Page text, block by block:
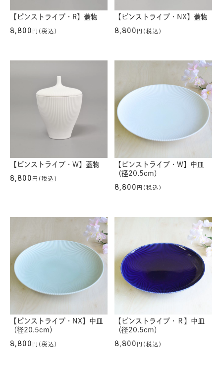
【ピンストライプ・R】蓋物
8,800 円(税込)
【ピンストライプ・NX】蓋物
8,800 円(税込)
【ピンストライプ・W】蓋物
8,800 円(税込)
【ピンストライプ・W】中皿
（径20.5cm）
8,800 円(税込)
【ピンストライプ・NX】中皿
（径20.5cm）
8,800 円(税込)
【ピンストライプ・Ｒ】中皿
（径20.5cm）
8,800 円(税込)